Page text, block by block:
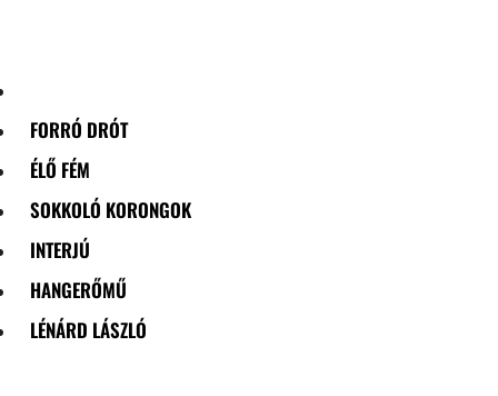
FORRÓ DRÓT
ÉLŐ FÉM
SOKKOLÓ KORONGOK
INTERJÚ
HANGERŐMŰ
LÉNÁRD LÁSZLÓ